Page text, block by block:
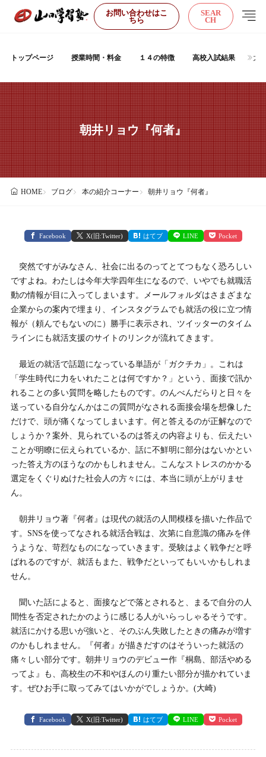
お問い合わせはこ
ちら
SEAR
CH
トップページ 授業時間・料金 １４の特徴 高校入試結果 大
朝井リョウ『何者』
HOME ブログ 本の紹介コーナー 朝井リョウ『何者』
Facebook X(旧:Twitter) はてブ LINE Pocket
突然ですがみなさん、社会に出るのってとてつもなく恐ろしい
ですよね。わたしは今年大学四年生になるので、いやでも就職活
動の情報が目に入ってしまいます。メールフォルダはさまざまな
企業からの案内で埋まり、インスタグラムでも就活の役に立つ情
報が（頼んでもないのに）勝手に表示され、ツイッターのタイム
ラインにも就活支援のサイトのリンクが流れてきます。
最近の就活で話題になっている単語が「ガクチカ」。これは
「学生時代に力をいれたことは何ですか？」という、面接で訊か
れることの多い質問を略したものです。のんべんだらりと日々を
送っている自分なんかはこの質問がなされる面接会場を想像した
だけで、頭が痛くなってしまいます。何と答えるのが正解なので
しょうか？案外、見られているのは答えの内容よりも、伝えたい
ことが明瞭に伝えられているか、話に不鮮明に部分はないかとい
った答え方のほうなのかもしれません。こんなストレスのかかる
選定をくぐりぬけた社会人の方々には、本当に頭が上がりませ
ん。
朝井リョウ著『何者』は現代の就活の人間模様を描いた作品で
す。SNSを使ってなされる就活合戦は、次第に自意識の痛みを伴
うような、苛烈なものになっていきます。受験はよく戦争だと呼
ばれるのですが、就活もまた、戦争だといってもいいかもしれま
せん。
聞いた話によると、面接などで落とされると、まるで自分の人
間性を否定されたかのように感じる人がいらっしゃるそうです。
就活にかける思いが強いと、そのぶん失敗したときの痛みが増す
のかもしれません。『何者』が描きだすのはそういった就活の
痛々しい部分です。朝井リョウのデビュー作『桐島、部活やめる
ってよ』も、高校生の不和やほんのり重たい部分が描かれていま
す。ぜひお手に取ってみてはいかがでしょうか。(大崎)
Facebook X(旧:Twitter) はてブ LINE Pocket